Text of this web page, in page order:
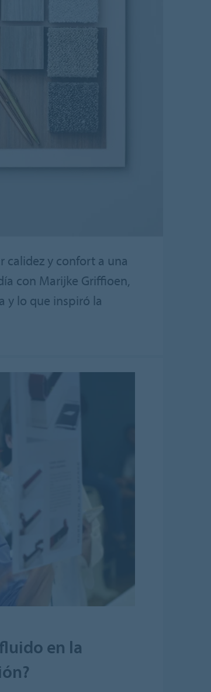
calidez y confort a una
con Marijke Griffioen,
y lo que inspiró la
en la